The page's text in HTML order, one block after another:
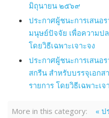
มิถุนายน ๒๕๖๙
ประกาศผู้ชนะการเสนอ
มนุษย์ปัจจัย เพื่อความป
โดยวิธีเฉพาะเจาะจง
ประกาศผู้ชนะการเสนอ
สกรีน สำหรับบรรจุเอกส
รายการ โดยวิธีเฉพาะเจ
More in this category:
« ป